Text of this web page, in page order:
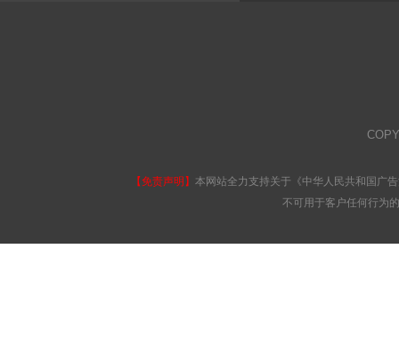
【免责声明】 本网站全力支持关于《中华人民共和国广
不可用于客户任何行为